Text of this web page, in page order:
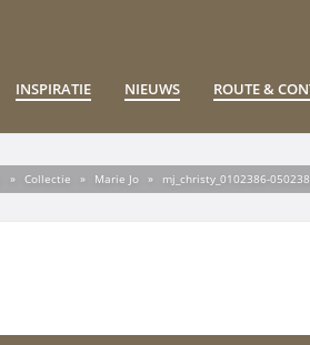
INSPIRATIE NIEUWS ROUTE &
» Collectie » Marie Jo » mj_christy_0102386-